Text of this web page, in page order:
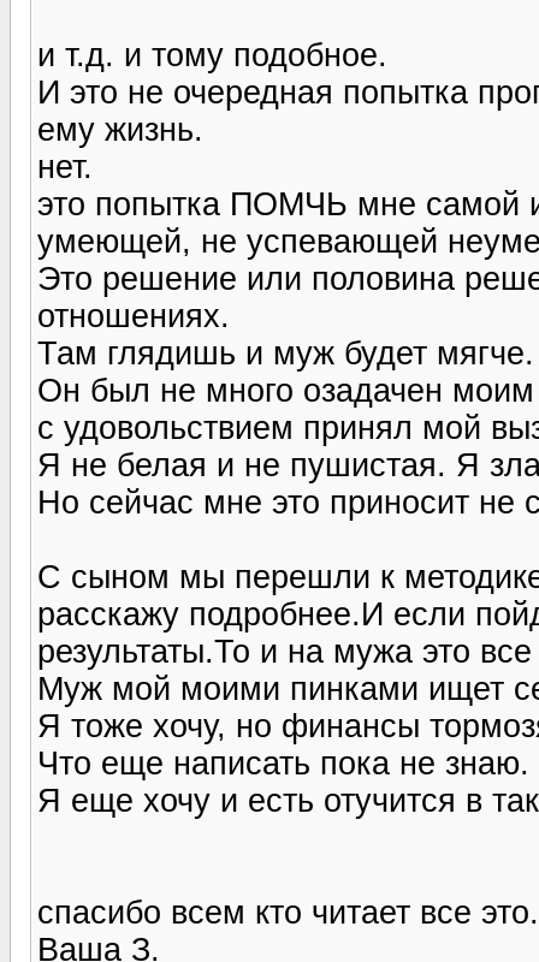
и т.д. и тому подобное.
И это не очередная попытка
ему жизнь.
нет.
это попытка ПОМЧЬ мне самой
умеющей, не успевающей
Это решение или половина
отношениях.
Там глядишь и муж будет мягче.
Он был не много озадачен
с удовольствием принял мой
Я не белая и не пушистая. Я
Но сейчас мне это приносит не
С сыном мы перешли к
расскажу подробнее.И если
результаты.То и на мужа это
Муж мой моими пинками ищет
Я тоже хочу, но финансы
Что еще написать пока не знаю.
Я еще хочу и есть отучится в
спасибо всем кто читает все это.
Ваша З.